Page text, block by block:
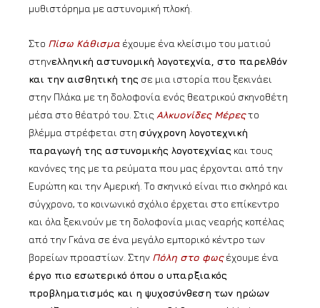
μυθιστόρημα με αστυνομική πλοκή.
Στο Πίσω Κάθισμα έχουμε ένα κλείσιμο του ματιού
στηνελληνική αστυνομική λογοτεχνία, στο παρελθόν
και την αισθητική της σε μια ιστορία που ξεκινάει
στην Πλάκα με τη δολοφονία ενός θεατρικού σκηνοθέτη
μέσα στο θέατρό του. Στις Αλκυονίδες Μέρεςτο
βλέμμα στρέφεται στη σύγχρονη λογοτεχνική
παραγωγή της αστυνομικής λογοτεχνίας και τους
κανόνες της με τα ρεύματα που μας έρχονται από την
Ευρώπη και την Αμερική. Το σκηνικό είναι πιο σκληρό και
σύγχρονο, το κοινωνικό σχόλιο έρχεται στο επίκεντρο
και όλα ξεκινούν με τη δολοφονία μιας νεαρής κοπέλας
από την Γκάνα σε ένα μεγάλο εμπορικό κέντρο των
βορείων προαστίων. Στην Πόλη στο φωςέχουμε ένα
έργο πιο εσωτερικό όπου ο υπαρξιακός
προβληματισμός και η ψυχοσύνθεση των ηρώων